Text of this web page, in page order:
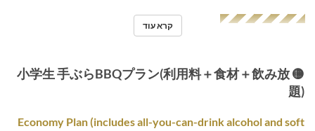
◢◤◢◤◢◤◢◤◢◤
קרא עוד
🟡 小学生 手ぶらBBQプラン(利用料＋食材＋飲み放
題)
Economy Plan (includes all-you-can-drink alcohol and soft